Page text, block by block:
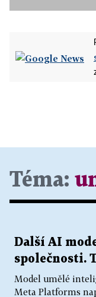
Téma:
Další AI
společnosti.
Model umělé
Meta Platforms